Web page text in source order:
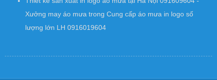
Xưởng may áo mưa trong Cung cấp áo mưa in logo số
lượng lớn LH 0916019604